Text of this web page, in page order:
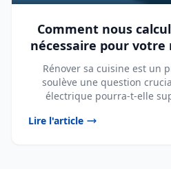
Comment nous
nécessaire pour votre
Rénover sa cuisine est un
soulève une question
électrique pourra-t-elle
Lire l'article